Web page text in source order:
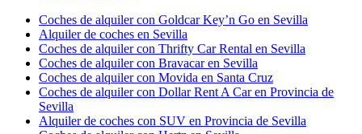
Coches de alquiler con Goldcar Key’n Go en Sevilla
Alquiler de coches en Sevilla
Coches de alquiler con Thrifty Car Rental en Sevilla
Coches de alquiler con Bravacar en Sevilla
Coches de alquiler con Movida en Santa Cruz
Coches de alquiler con Dollar Rent A Car en Provincia de
Sevilla
Alquiler de coches con SUV en Provincia de Sevilla